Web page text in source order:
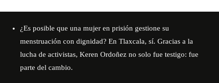
¿Es posible que una mujer en prisión gestione su
menstruación con dignidad? En Tlaxcala, sí. Gracias a la
lucha de activistas, Keren Ordoñez no solo fue testigo: fue
parte del cambio.